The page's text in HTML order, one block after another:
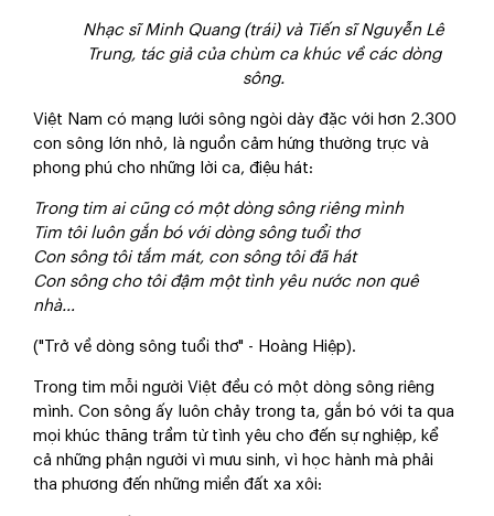
Nhạc sĩ Minh Quang (trái) và Tiến sĩ Nguyễn Lê
Trung, tác giả của chùm ca khúc về các dòng
sông.
Việt Nam có mạng lưới sông ngòi dày đặc với hơn 2.300
con sông lớn nhỏ, là nguồn cảm hứng thường trực và
phong phú cho những lời ca, điệu hát:
Trong tim ai cũng có một dòng sông riêng mình
Tim tôi luôn gắn bó với dòng sông tuổi thơ
Con sông tôi tắm mát, con sông tôi đã hát
Con sông cho tôi đậm một tình yêu nước non quê
nhà…
("Trở về dòng sông tuổi thơ" - Hoàng Hiệp).
Trong tim mỗi người Việt đều có một dòng sông riêng
mình. Con sông ấy luôn chảy trong ta, gắn bó với ta qua
mọi khúc thăng trầm từ tình yêu cho đến sự nghiệp, kể
cả những phận người vì mưu sinh, vì học hành mà phải
tha phương đến những miền đất xa xôi: